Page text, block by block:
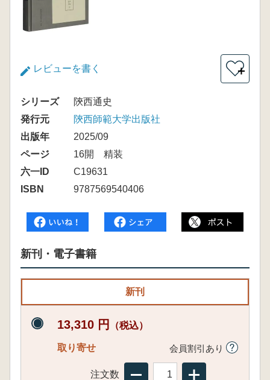
レビューを書く ＋
シリーズ
陝西通史
発行元
陝西師範大学出版社
出版年
2025/09
ページ
16開 精装
六一ID
C19631
ISBN
9787569540406
新刊・電子書籍
新刊
13,310 円 （税込）
取り寄せ 会員割引あり
注文数